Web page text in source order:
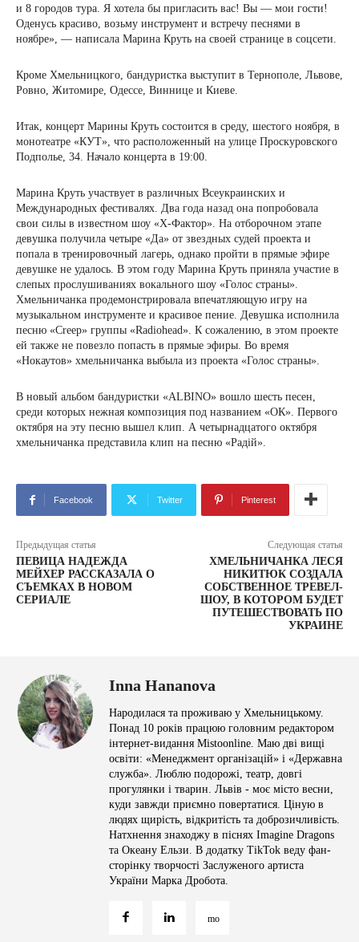
и 8 городов тура. Я хотела бы пригласить вас! Вы — мои гости!
Оденусь красиво, возьму инструмент и встречу песнями в
ноябре», — написала Марина Круть на своей странице в соцсети.
Кроме Хмельницкого, бандуристка выступит в Тернополе, Львове,
Ровно, Житомире, Одессе, Виннице и Киеве.
Итак, концерт Марины Круть состоится в среду, шестого ноября, в
монотеатре «КУТ», что расположенный на улице Проскуровского
Подполье, 34. Начало концерта в 19:00.
Марина Круть участвует в различных Всеукраинских и
Международных фестивалях. Два года назад она попробовала
свои силы в известном шоу «Х-Фактор». На отборочном этапе
девушка получила четыре «Да» от звездных судей проекта и
попала в тренировочный лагерь, однако пройти в прямые эфире
девушке не удалось. В этом году Марина Круть приняла участие в
слепых прослушиваниях вокального шоу «Голос страны».
Хмельничанка продемонстрировала впечатляющую игру на
музыкальном инструменте и красивое пение. Девушка исполнила
песню «Creep» группы «Radiohead». К сожалению, в этом проекте
ей также не повезло попасть в прямые эфиры. Во время
«Нокаутов» хмельничанка выбыла из проекта «Голос страны».
В новый альбом бандуристки «ALBINO» вошло шесть песен,
среди которых нежная композиция под названием «ОК». Первого
октября на эту песню вышел клип. А четырнадцатого октября
хмельничанка представила клип на песню «Радій».
Facebook Twitter Pinterest
Предыдущая статья
ПЕВИЦА НАДЕЖДА
МЕЙХЕР РАССКАЗАЛА О
СЪЕМКАХ В НОВОМ
СЕРИАЛЕ
Следующая статья
ХМЕЛЬНИЧАНКА ЛЕСЯ
НИКИТЮК СОЗДАЛА
СОБСТВЕННОЕ ТРЕВЕЛ-
ШОУ, В КОТОРОМ БУДЕТ
ПУТЕШЕСТВОВАТЬ ПО
УКРАИНЕ
Inna Hananova
Народилася та проживаю у Хмельницькому.
Понад 10 років працюю головним редактором
інтернет-видання Mistoonline. Маю дві вищі
освіти: «Менеджмент організацій» і «Державна
служба». Люблю подорожі, театр, довгі
прогулянки і тварин. Львів - моє місто весни,
куди завжди приємно повертатися. Ціную в
людях щирість, відкритість та доброзичливість.
Натхнення знаходжу в піснях Imagine Dragons
та Океану Ельзи. В додатку TikTok веду фан-
сторінку творчості Заслуженого артиста
України Марка Дробота.